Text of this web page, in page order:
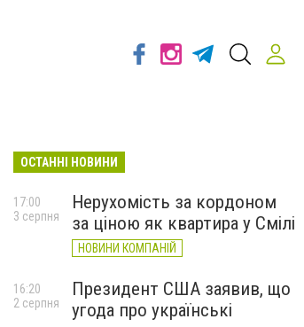
ОСТАННІ НОВИНИ
Нерухомість за кордоном
за ціною як квартира у Смілі
НОВИНИ КОМПАНІЙ
17:00
3 серпня
Президент США заявив, що
угода про українські
16:20
2 серпня